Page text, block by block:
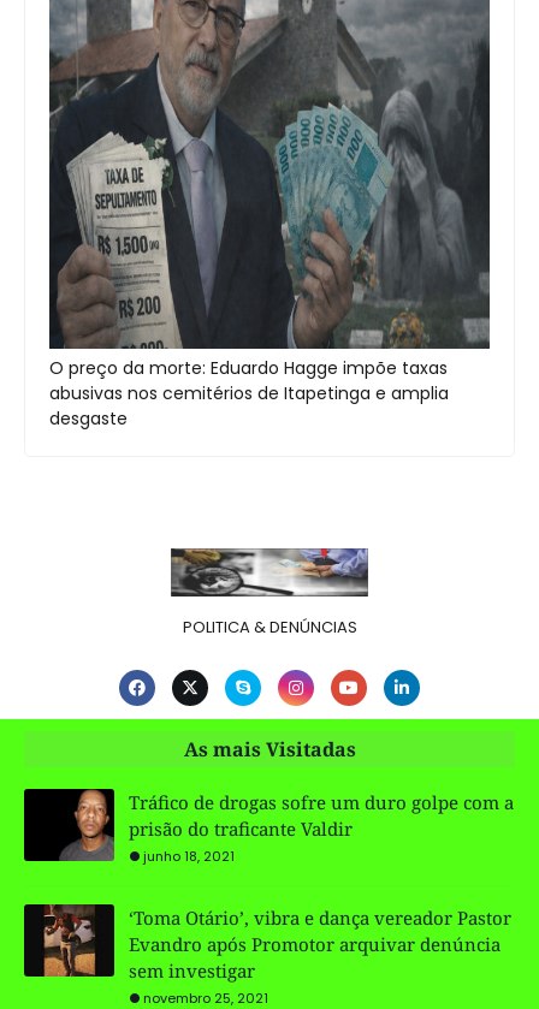
O preço da morte: Eduardo Hagge impõe taxas
abusivas nos cemitérios de Itapetinga e amplia
desgaste
POLITICA & DENÚNCIAS
As mais Visitadas
Tráfico de drogas sofre um duro golpe com a
prisão do traficante Valdir
junho 18, 2021
‘Toma Otário’, vibra e dança vereador Pastor
Evandro após Promotor arquivar denúncia
sem investigar
novembro 25, 2021